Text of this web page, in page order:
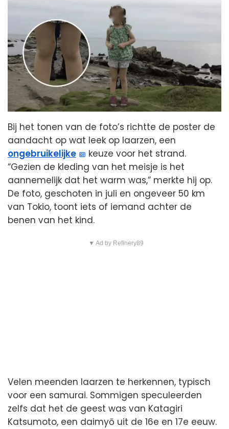
Bij het tonen van de foto’s richtte de poster de
aandacht op wat leek op laarzen, een
ongebruikelijke
keuze voor het strand.
“Gezien de kleding van het meisje is het
aannemelijk dat het warm was,” merkte hij op.
De foto, geschoten in juli en ongeveer 50 km
van Tokio, toont iets of iemand achter de
benen van het kind.
▼ Ad by Refinery89
Velen meenden laarzen te herkennen, typisch
voor een samurai. Sommigen speculeerden
zelfs dat het de geest was van Katagiri
Katsumoto, een daimyō uit de 16e en 17e eeuw.